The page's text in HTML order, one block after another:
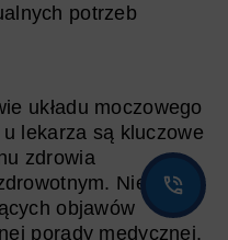
potrzeb
układu moczowego
lekarza są kluczowe
zdrowia
Nie
objawów
porady medycznej.